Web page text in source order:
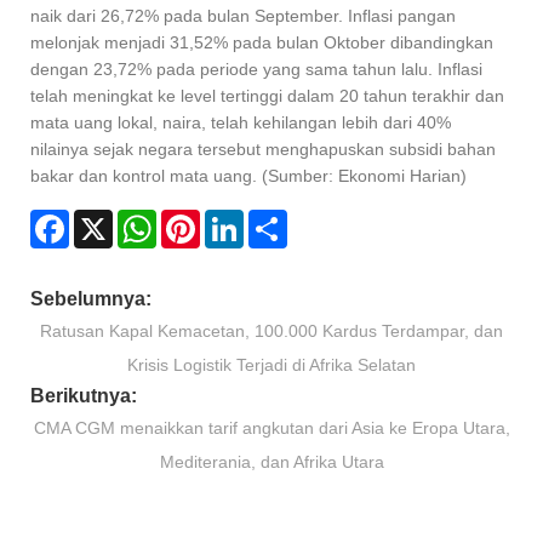
naik dari 26,72% pada bulan September. Inflasi pangan
melonjak menjadi 31,52% pada bulan Oktober dibandingkan
dengan 23,72% pada periode yang sama tahun lalu. Inflasi
telah meningkat ke level tertinggi dalam 20 tahun terakhir dan
mata uang lokal, naira, telah kehilangan lebih dari 40%
nilainya sejak negara tersebut menghapuskan subsidi bahan
bakar dan kontrol mata uang. (Sumber: Ekonomi Harian)
Facebook
X WhatsAppPinterestLinkedIn
Sebelumnya:
Ratusan Kapal Kemacetan, 100.000 Kardus Terdampar, dan
Krisis Logistik Terjadi di Afrika Selatan
Berikutnya:
CMA CGM menaikkan tarif angkutan dari Asia ke Eropa Utara,
Mediterania, dan Afrika Utara